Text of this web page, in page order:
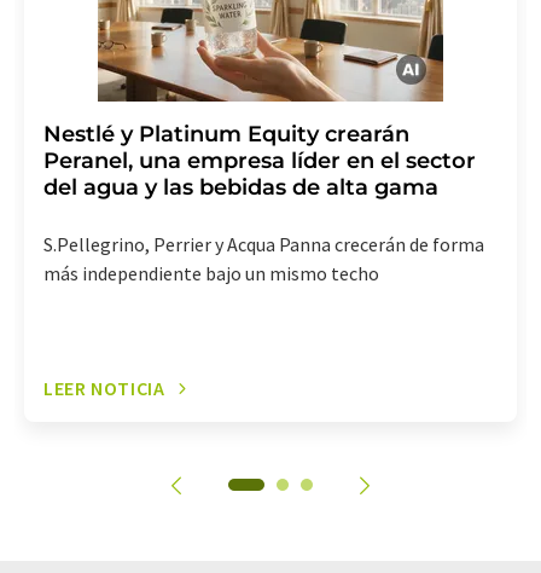
Nestlé y Platinum Equity crearán
Peranel, una empresa líder en el sector
del agua y las bebidas de alta gama
S.Pellegrino, Perrier y Acqua Panna crecerán de forma
más independiente bajo un mismo techo
LEER NOTICIA